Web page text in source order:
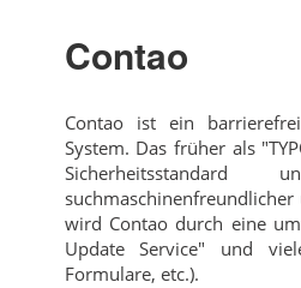
Contao
Contao ist ein
System. Das früher als
wird Contao durch eine
Update Service" und
Formulare, etc.).